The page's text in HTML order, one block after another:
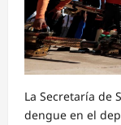
La Secretaría de
dengue en el